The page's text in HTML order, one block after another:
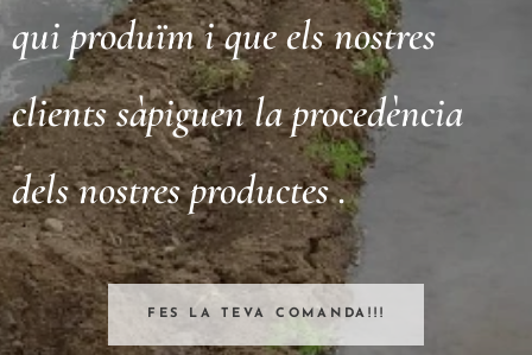
qui produïm i que els nostres
clients sàpiguen la procedència
dels nostres productes .
FES LA TEVA COMANDA!!!